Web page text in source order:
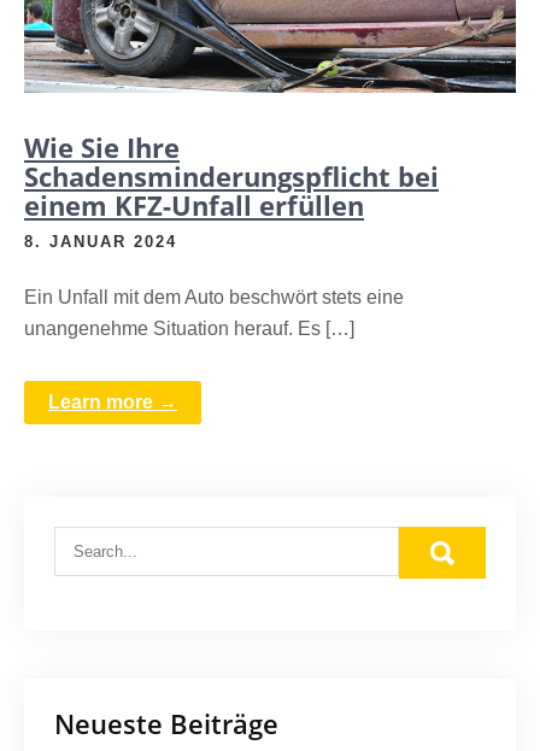
Wie Sie Ihre
Schadensminderungspflicht bei
einem KFZ-Unfall erfüllen
8. JANUAR 2024
Ein Unfall mit dem Auto beschwört stets eine
unangenehme Situation herauf. Es […]
Learn more →
Neueste Beiträge